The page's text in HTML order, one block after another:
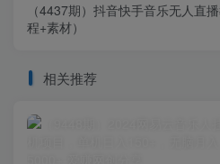
（4437期）抖音快手音乐无人直
程+素材）
相关推荐